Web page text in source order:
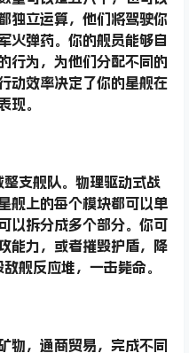
独立运算，他们将驾驶你
火弹药。你的舰员能够自
行为，为他们分配不同的
动效率决定了你的星舰在
现。
支舰队。 物理驱动式战
舰上的每个模块都可以单
以拆分成多个部分。你可
能力，或者摧毁护盾，降
舰反应堆，一击毙命。
物，通商贸易，完成不同